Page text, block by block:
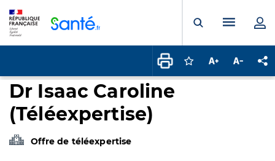
Ouvrir laMenu
Connectez-vous
Augmenter la
Dr Isaac Caroline
(Téléexpertise)
Offre de téléexpertise